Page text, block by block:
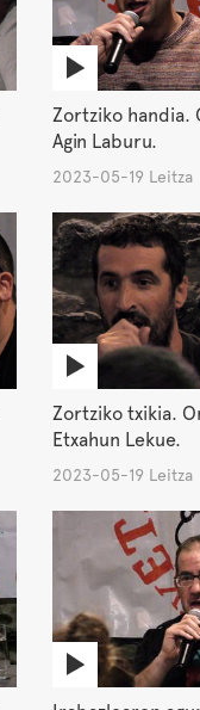
Zortziko handia.
Agin Laburu.
2023-05-19 Leitza
Zortziko txikia.
Etxahun Lekue.
2023-05-19 Leitza